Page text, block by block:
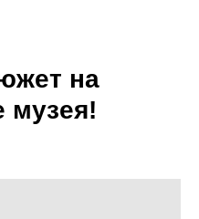
на
музея!